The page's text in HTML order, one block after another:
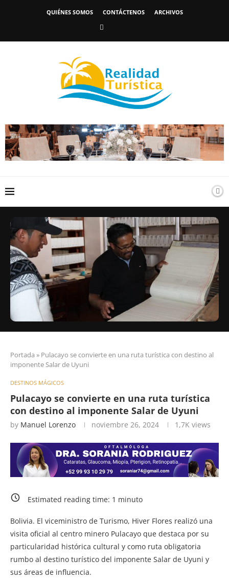
QUIÉNES SOMOS CONTÁCTENOS ARCHIVOS
Portada » Pulacayo se convierte en una ruta turística con destino al
imponente Salar de Uyuni
DESTINOS MÁGICOS
Pulacayo se convierte en una ruta turística
con destino al imponente Salar de Uyuni
by Manuel Lorenzo noviembre 26, 2024 1,7K views
Estimated reading time: 1 minuto
Bolivia. El viceministro de Turismo, Hiver Flores realizó una
visita oficial al centro minero Pulacayo que destaca por su
particularidad histórica cultural y como ruta obligatoria
rumbo al destino turístico del imponente Salar de Uyuni y
sus áreas de influencia.